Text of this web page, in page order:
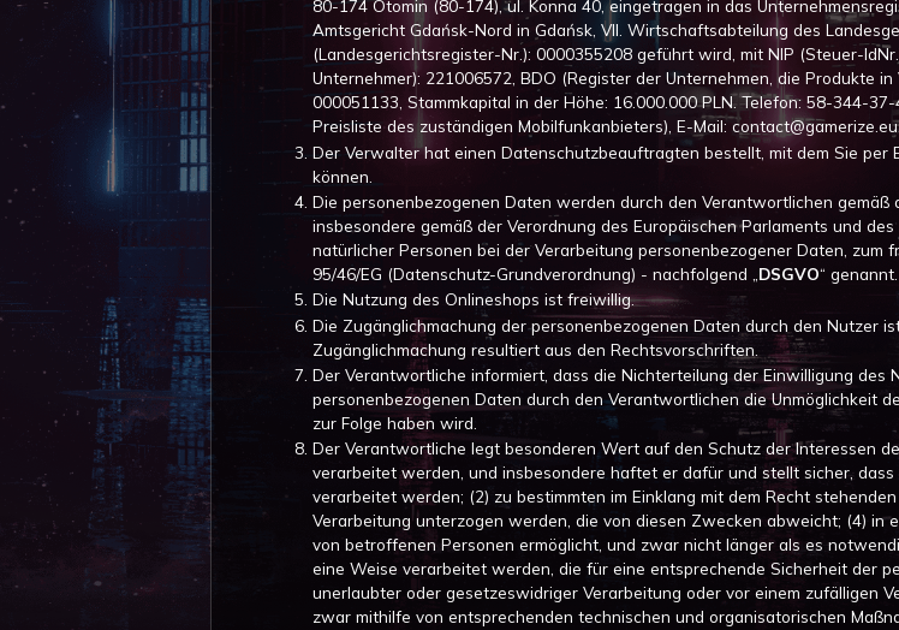
80-174 Otomin (80-174), ul. Konna 40, eingetragen in das
Amtsgericht Gdańsk-Nord in Gdańsk, VII. Wirtschaftsabteilung des
(Landesgerichtsregister-Nr.): 0000355208 geführt wird, mit NIP (Steuer-
Unternehmer): 221006572, BDO (Register der Unternehmen, die Produkte
000051133, Stammkapital in der Höhe: 16.000.000 PLN. Telefon: 58-344-
Preisliste des zuständigen Mobilfunkanbieters), E-Mail:
Der Verwalter hat einen Datenschutzbeauftragten bestellt, mit dem Sie per
können.
Die personenbezogenen Daten werden durch den Verantwortlichen
insbesondere gemäß der Verordnung des Europäischen Parlaments und
natürlicher Personen bei der Verarbeitung personenbezogener Daten, zum
95/46/EG (Datenschutz-Grundverordnung) - nachfolgend „ DSGVO“ genannt.
Die Nutzung des Onlineshops ist freiwillig.
Die Zugänglichmachung der personenbezogenen Daten durch den Nutzer
Zugänglichmachung resultiert aus den Rechtsvorschriften.
Der Verantwortliche informiert, dass die Nichterteilung der Einwilligung des
personenbezogenen Daten durch den Verantwortlichen die Unmöglichkeit
zur Folge haben wird.
Der Verantwortliche legt besonderen Wert auf den Schutz der Interessen
verarbeitet werden, und insbesondere haftet er dafür und stellt sicher,
verarbeitet werden; (2) zu bestimmten im Einklang mit dem Recht
Verarbeitung unterzogen werden, die von diesen Zwecken abweicht; (4) in
von betroffenen Personen ermöglicht, und zwar nicht länger als es
eine Weise verarbeitet werden, die für eine entsprechende Sicherheit der
unerlaubter oder gesetzeswidriger Verarbeitung oder vor einem zufälligen
zwar mithilfe von entsprechenden technischen und organisatorischen